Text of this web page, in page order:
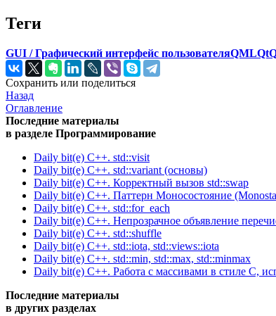
Теги
GUI / Графический интерфейс пользователяQMLQt
Сохранить или поделиться
Назад
Оглавление
Последние материалы
в разделе Программирование
Daily bit(e) C++. std::visit
Daily bit(e) C++. std::variant (основы)
Daily bit(e) C++. Корректный вызов std::swap
Daily bit(e) C++. Паттерн Моносостояние
Daily bit(e) C++. std::for_each
Daily bit(e) C++. Непрозрачное объявление
Daily bit(e) C++. std::shuffle
Daily bit(e) C++. std::iota, std::views::iota
Daily bit(e) C++. std::min, std::max, std::minmax
Daily bit(e) C++. Работа с массивами в стиле C,
Последние материалы
в других разделах